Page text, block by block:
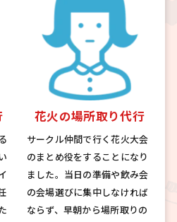
花火の場所取り代行
サークル仲間で行く花火大会
のまとめ役をすることになり
ました。当日の準備や飲み会
の会場選びに集中しなければ
ならず、早朝から場所取りの